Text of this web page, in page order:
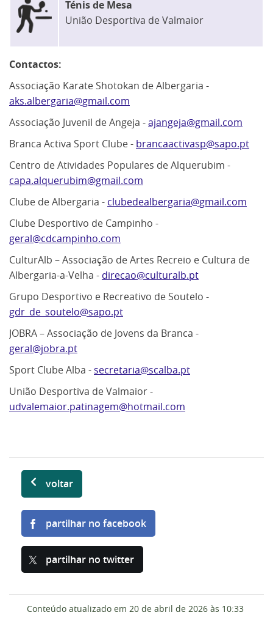
Ténis de Mesa
União Desportiva de Valmaior
Contactos:
Associação Karate Shotokan de Albergaria -
aks.albergaria@gmail.com
Associação Juvenil de Angeja -ajangeja@gmail.com
Branca Activa Sport Clube - brancaactivasp@sapo.pt
Centro de Atividades Populares de Alquerubim -
capa.alquerubim@gmail.com
Clube de Albergaria - clubedealbergaria@gmail.com
Clube Desportivo de Campinho -
geral@cdcampinho.com
CulturAlb – Associação de Artes Recreio e Cultura de
Albergaria-a-Velha - direcao@culturalb.pt
Grupo Desportivo e Recreativo de Soutelo -
gdr_de_soutelo@sapo.pt
JOBRA – Associação de Jovens da Branca -
geral@jobra.pt
Sport Clube Alba - secretaria@scalba.pt
União Desportiva de Valmaior -
udvalemaior.patinagem@hotmail.com
voltar
partilhar no facebook
partilhar no twitter
Conteúdo atualizado em 20 de abril de 2026 às 10:33